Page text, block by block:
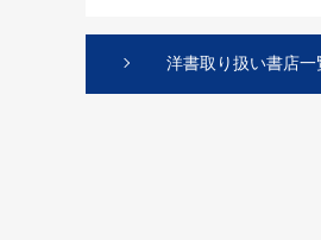
洋書取り扱い書店一